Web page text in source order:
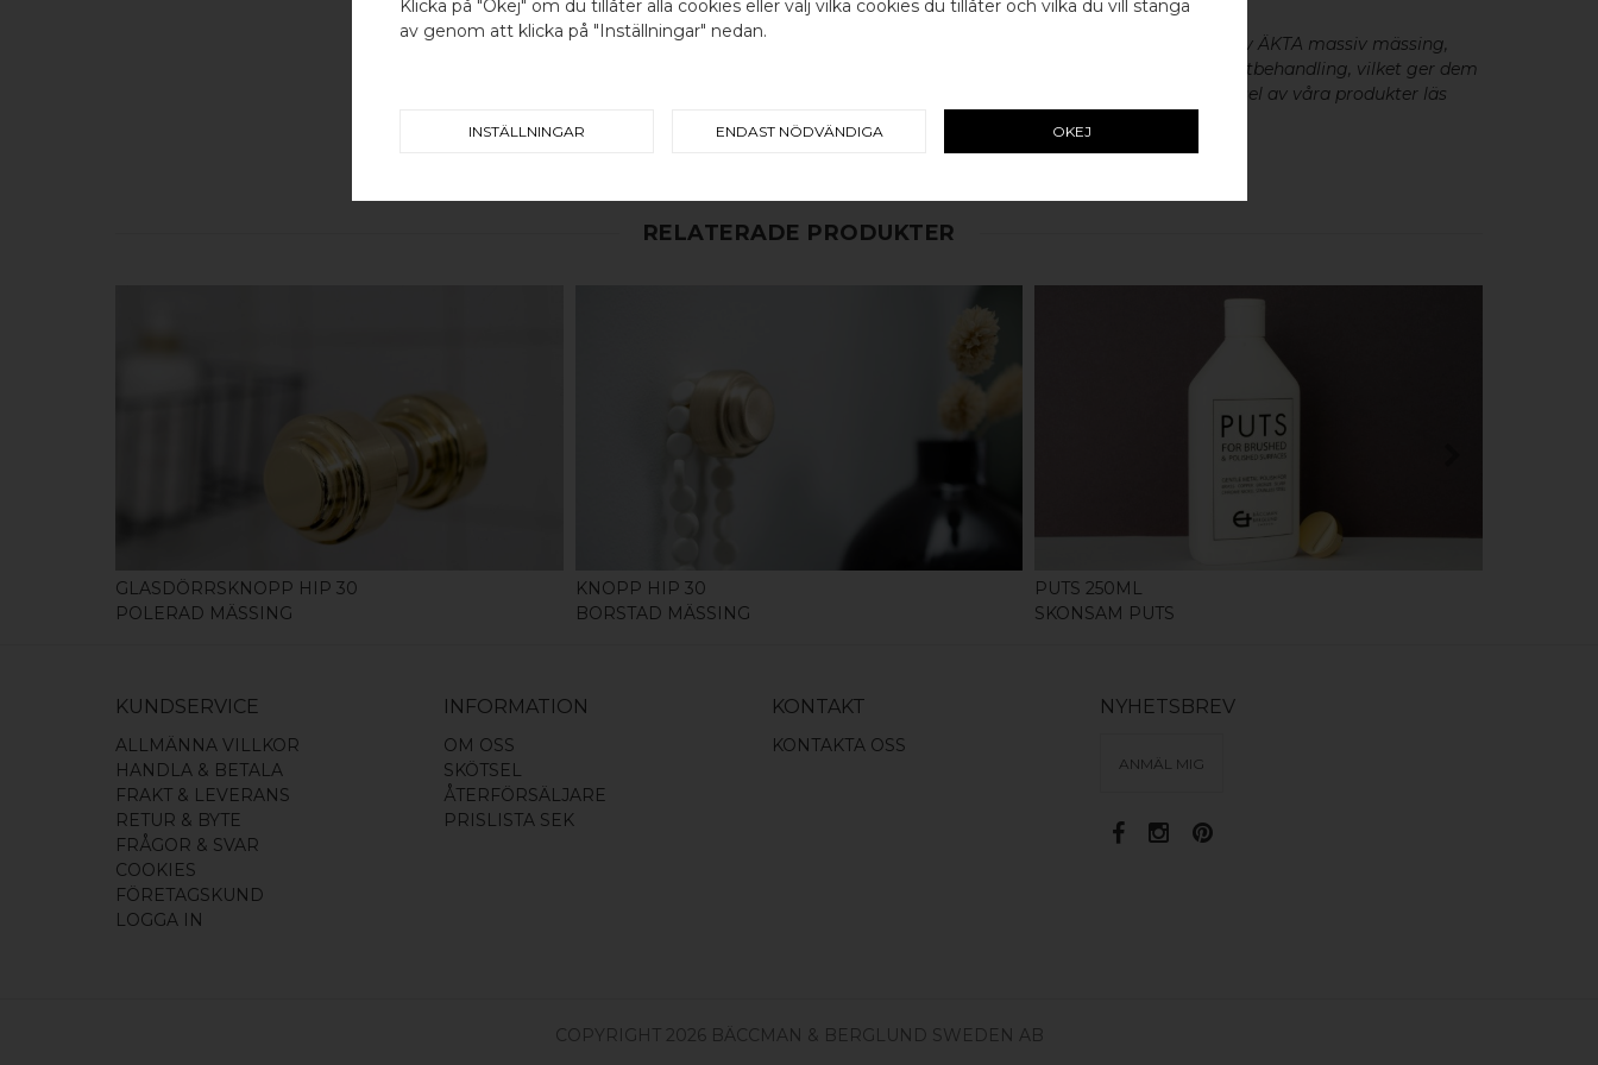
Välj land / Choose country100% ÄKTA METALL - Alla våra beslag är tillverkade av ÄKTA massiv mässing,
koppar, rostfritt stål eller aluminium utan metallisk ytbehandling, vilket ger dem
en väldigt lång livslängd och vacker patina. För skötsel av våra produkter läs
RELATERADE PRODUKTER
GLASDÖRRSKNOPP HIP 30
POLERAD MÄSSING
KNOPP HIP 30
BORSTAD MÄSSING
KÖP
PUTS 250ML
SKONSAM PUTS
KUNDSERVICE
ALLMÄNNA VILLKOR
HANDLA & BETALA
FRAKT & LEVERANS
RETUR & BYTE
FRÅGOR & SVAR
COOKIES
FÖRETAGSKUND
LOGGA IN
INFORMATION
OM OSS
SKÖTSEL
ÅTERFÖRSÄLJARE
PRISLISTA SEK
KONTAKT
KONTAKTA OSS
NYHETSBREV
ANMÄL MIG
COPYRIGHT 2026 BÄCCMAN & BERGLUND SWEDEN AB
Klicka på "Okej" om du tillåter alla cookies eller välj vilka cookies du tillåter och vilka du vill stänga
av genom att klicka på "Inställningar" nedan.
INSTÄLLNINGAR ENDAST NÖDVÄNDIGA OKEJ